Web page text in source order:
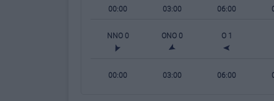
00:00 03:00 06:00
NNO 0 ONO 0 O 1
00:00 03:00 06:00